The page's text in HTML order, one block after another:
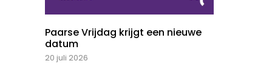
Paarse Vrijdag krijgt een nieuwe
datum
20 juli 2026